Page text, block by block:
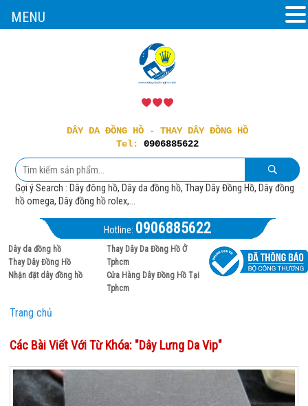
DÂY DA ĐỒNG HỒ - THAY DÂY ĐỒNG HỒ
Tel: 0906885622
Gợi ý Search : Dây đông hồ, Dây da đồng hồ, Thay Dây Đồng Hồ, Dây đồng
hồ omega, Dây đồng hồ rolex,...
Hotline: 0906885622
Dây da đồng hồ
Thay Dây Đồng Hồ
Nhận đặt dây đồng hồ
Thay Dây Da Đồng Hồ Ở
Tphcm
Cửa Hàng Dây Đồng Hồ Tại
Tphcm
Trang chủ
Các Bài Viết Với Từ Khóa: "Dây Lưng Da Vip"
MENU